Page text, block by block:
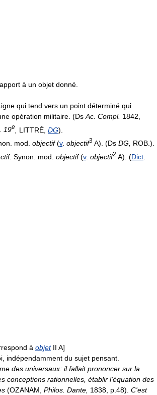
à un objet donné.
qui tend vers un point déterminé qui
opération militaire. (Ds Ac. Compl. 1842,
19e LITTRÉ, DG).
mod. objectif(v. objectif3 A). (Ds DG, ROB.).
Synon. mod. objectif(v. objectif2 A). (Dict
à objetII A]
indépendamment du sujet pensant.
des universaux: il fallait prononcer sur la
conceptions rationnelles, établir l'équation des
(OZANAM, Philos. Dante, 1838, p.48). C'est